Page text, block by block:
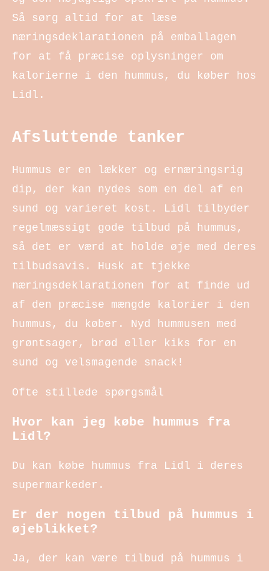
Så sørg altid for at læse
næringsdeklarationen på emballagen
for at få præcise oplysninger om
kalorierne i den hummus, du køber hos
Lidl.
Afsluttende tanker
Hummus er en lækker og ernæringsrig
dip, der kan nydes som en del af en
sund og varieret kost. Lidl tilbyder
regelmæssigt gode tilbud på hummus,
så det er værd at holde øje med deres
tilbudsavis. Husk at tjekke
næringsdeklarationen for at finde ud
af den præcise mængde kalorier i den
hummus, du køber. Nyd hummusen med
grøntsager, brød eller kiks for en
sund og velsmagende snack!
Ofte stillede spørgsmål
Hvor kan jeg købe hummus fra
Lidl?
Du kan købe hummus fra Lidl i deres
supermarkeder.
Er der nogen tilbud på hummus i
øjeblikket?
Ja, der kan være tilbud på hummus i